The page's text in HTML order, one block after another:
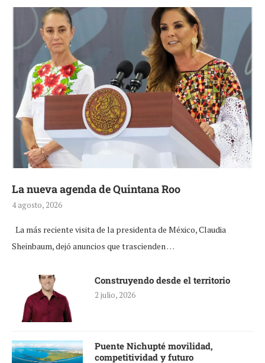
La nueva agenda de Quintana Roo
4 agosto, 2026
La más reciente visita de la presidenta de México, Claudia
Sheinbaum, dejó anuncios que trascienden …
Construyendo desde el territorio
2 julio, 2026
Puente Nichupté movilidad,
competitividad y futuro